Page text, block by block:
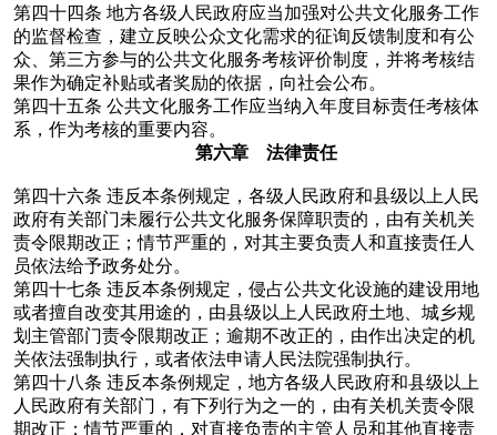
第四十四条 地方各级人民政府应当加强对公共文化服务工作
的监督检查，建立反映公众文化需求的征询反馈制度和有公
众、第三方参与的公共文化服务考核评价制度，并将考核结
果作为确定补贴或者奖励的依据，向社会公布。
第四十五条 公共文化服务工作应当纳入年度目标责任考核体
系，作为考核的重要内容。
第六章 法律责任
第四十六条 违反本条例规定，各级人民政府和县级以上人民
政府有关部门未履行公共文化服务保障职责的，由有关机关
责令限期改正；情节严重的，对其主要负责人和直接责任人
员依法给予政务处分。
第四十七条 违反本条例规定，侵占公共文化设施的建设用地
或者擅自改变其用途的，由县级以上人民政府土地、城乡规
划主管部门责令限期改正；逾期不改正的，由作出决定的机
关依法强制执行，或者依法申请人民法院强制执行。
第四十八条 违反本条例规定，地方各级人民政府和县级以上
人民政府有关部门，有下列行为之一的，由有关机关责令限
期改正；情节严重的，对直接负责的主管人员和其他直接责